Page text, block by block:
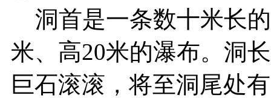
洞首是一条数十米长
米、高20米的瀑布。洞
巨石滚滚，将至洞尾处